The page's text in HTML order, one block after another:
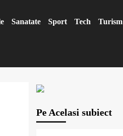
Sanatate Sport Tech Turism
Pe Acelasi subiect